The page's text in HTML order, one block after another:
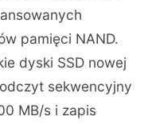
pamięci NAND.
dyski SSD nowej
sekwencyjny
MB/s i zapis